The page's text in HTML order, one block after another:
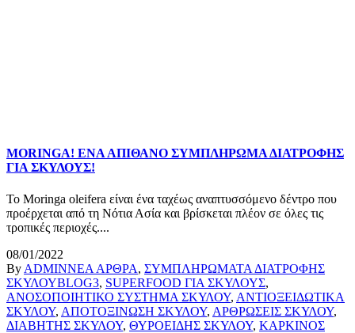
MORINGA! ΕΝΑ ΑΠΙΘΑΝΟ ΣΥΜΠΛΗΡΩΜΑ ΔΙΑΤΡΟΦΗΣ
ΓΙΑ ΣΚΥΛΟΥΣ!
Το Moringa oleifera είναι ένα ταχέως αναπτυσσόμενο δέντρο που
προέρχεται από τη Νότια Ασία και βρίσκεται πλέον σε όλες τις
τροπικές περιοχές....
08/01/2022
By ADMINΝΕΑ ΑΡΘΡΑ, ΣΥΜΠΛΗΡΩΜΑΤΑ ΔΙΑΤΡΟΦΗΣ
ΣΚΥΛΟΥBLOG3, SUPERFOOD ΓΙΑ ΣΚΥΛΟΥΣ,
ΑΝΟΣΟΠΟΙΗΤΙΚΟ ΣΥΣΤΗΜΑ ΣΚΥΛΟΥ, ΑΝΤΙΟΞΕΙΔΩΤΙΚΑ
ΣΚΥΛΟΥ, ΑΠΟΤΟΞΙΝΩΣΗ ΣΚΥΛΟΥ, ΑΡΘΡΩΣΕΙΣ ΣΚΥΛΟΥ,
ΔΙΑΒΗΤΗΣ ΣΚΥΛΟΥ, ΘΥΡΟΕΙΔΗΣ ΣΚΥΛΟΥ, ΚΑΡΚΙΝΟΣ